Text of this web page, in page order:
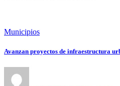
Municipios
Avanzan proyectos de infraestructura